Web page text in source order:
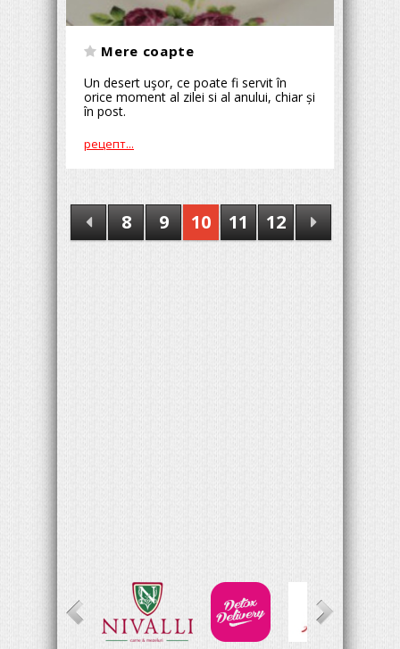
Mere coapte
Un desert uşor, ce poate fi servit în
orice moment al zilei si al anului, chiar și
în post.
рецепт...
8 9 10 11 12